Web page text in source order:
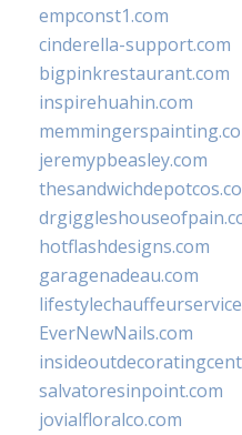
empconst1.com
cinderella-support.com
bigpinkrestaurant.com
inspirehuahin.com
jeremypbeasley.com
hotflashdesigns.com
garagenadeau.com
EverNewNails.com
salvatoresinpoint.com
jovialfloralco.com